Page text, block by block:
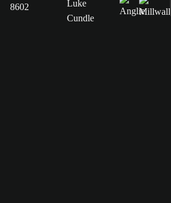
8602
Luke
Cundle